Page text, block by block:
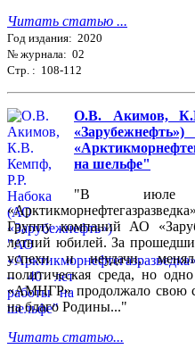
Читать статью ...
Год издания: 2020
№ журнала: 02
Стр. : 108-112
О.В. Акимов,
на шельфе"
"В
Группу компаний АО
летний юбилей. За
успехи и неудачи,
политическая среда, но
«АМНГР» продолжало свою
на благо Родины..."
Читать статью...